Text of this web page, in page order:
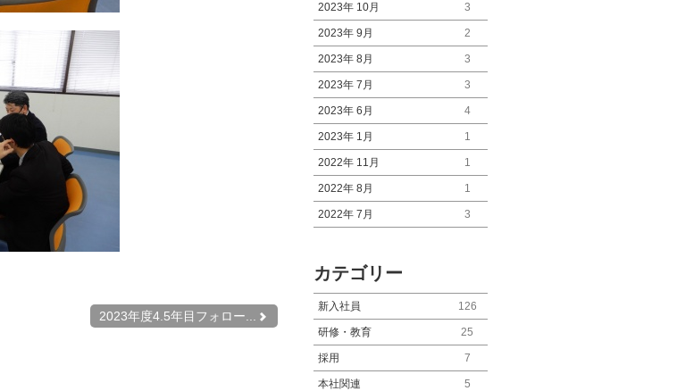
2023年度4.5年目フォロー...
2023年 10月 3
2023年 9月 2
2023年 8月 3
2023年 7月 3
2023年 6月 4
2023年 1月 1
2022年 11月 1
2022年 8月 1
2022年 7月 3
カテゴリー
新入社員 126
研修・教育 25
採用 7
本社関連 5